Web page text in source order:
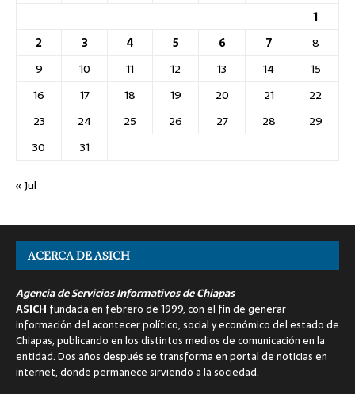
1
2
3 4 5 6 7
8
9
10 11 12 13 14
15
16
17 18 19 20 21
22
23
24 25 26 27 28
29
30
31
« Jul
ACERCA DE ASICH
Agencia de Servicios Informativos de Chiapas
ASICH fundada en febrero de 1999, con el fin de generar
información del acontecer político, social y económico del estado de
Chiapas, publicando en los distintos medios de comunicación en la
entidad. Dos años después se transforma en portal de noticias en
internet, donde permanece sirviendo a la sociedad.